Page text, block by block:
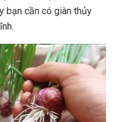
bạn cần có giàn thủy